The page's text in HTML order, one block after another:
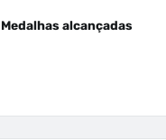
Medalhas alcançadas